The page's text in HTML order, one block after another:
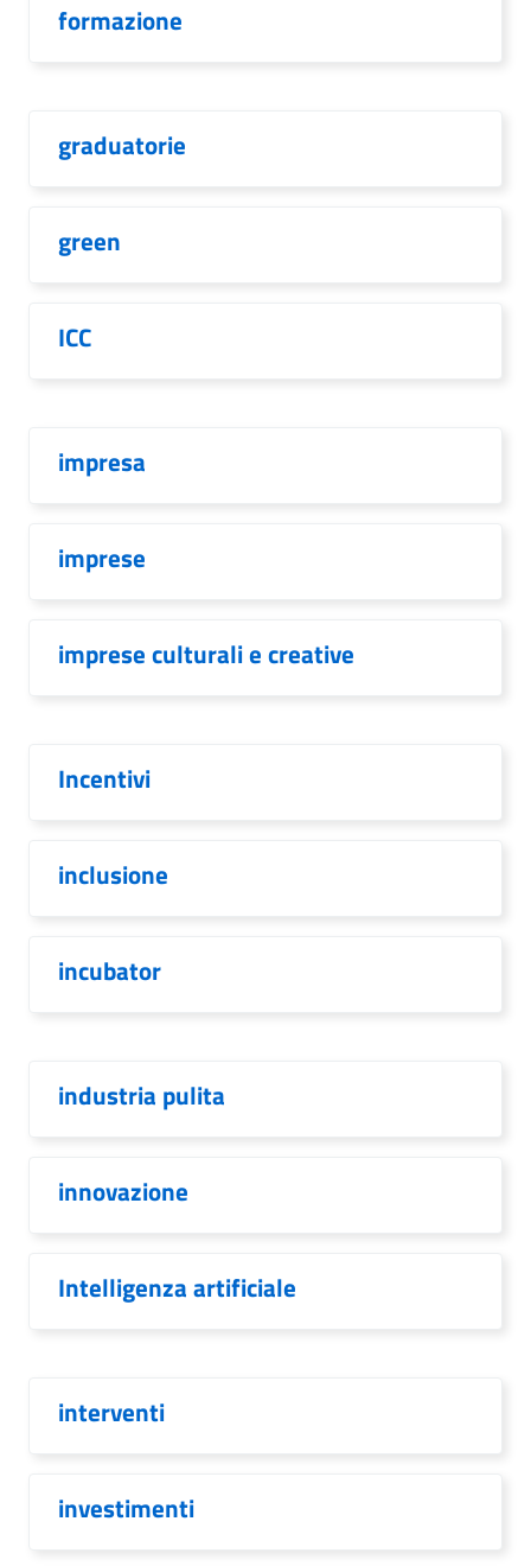
formazione
graduatorie
green
ICC
impresa
imprese
imprese culturali e creative
Incentivi
inclusione
incubator
industria pulita
innovazione
Intelligenza artificiale
interventi
investimenti